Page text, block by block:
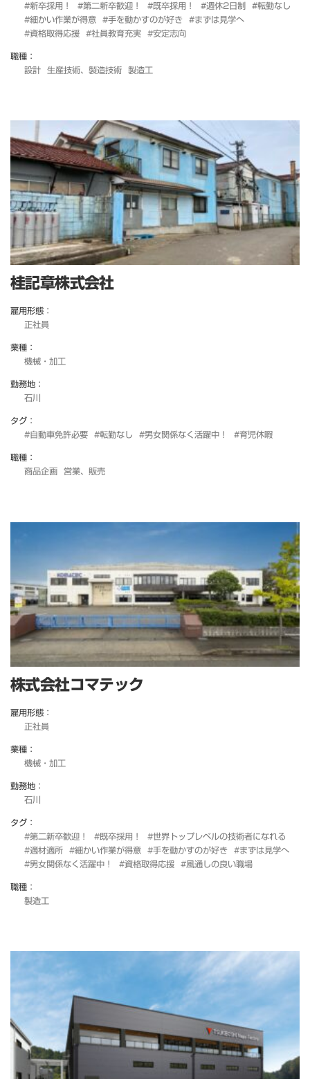
#新卒採用！
#第二新卒歓迎！ #既卒採用！ #週休2日制
#転勤なし
#細かい作業が得意
#手を動かすのが好き
#まずは見学へ
#資格取得応援
#社員教育充実 #安定志向
職種：
設計
生産技術、製造技術 製造工
桂記章株式会社
雇用形態：
正社員
業種：
機械・加工
勤務地：
石川
タグ：
#自動車免許必要
#転勤なし #男女関係なく活躍中！ #育児休暇
職種：
商品企画
営業、販売
株式会社コマテック
雇用形態：
正社員
業種：
機械・加工
勤務地：
石川
タグ：
#第二新卒歓迎！
#既卒採用！
#世界トップレベルの技術者になれる
#適材適所
#細かい作業が得意 #手を動かすのが好き
#まずは見学へ
#男女関係なく活躍中！
#資格取得応援 #風通しの良い職場
職種：
製造工